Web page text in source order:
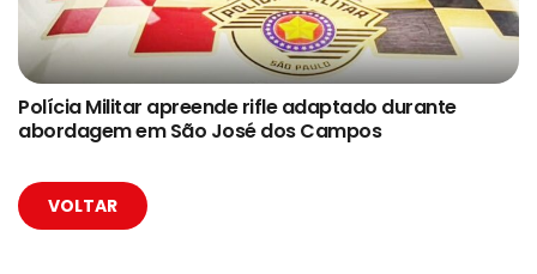
Polícia Militar apreende rifle adaptado durante
abordagem em São José dos Campos
VOLTAR